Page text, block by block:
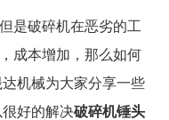
是破碎机在恶劣的工
成本增加，那么如何
机械为大家分享一些
好的解决破碎机锤头